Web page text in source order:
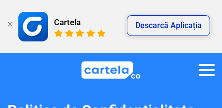
Cartela Descarcă Aplicația